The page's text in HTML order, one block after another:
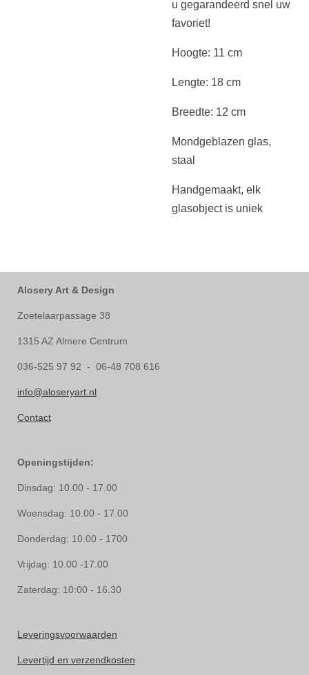
u gegarandeerd snel uw
favoriet!
Hoogte: 11 cm
Lengte: 18 cm
Breedte: 12 cm
Mondgeblazen glas,
staal
Handgemaakt, elk
glasobject is uniek
Alosery Art & Design
Zoetelaarpassage 38
1315 AZ Almere Centrum
036-525 97 92 - 06-48 708 616
info@aloseryart.nl
Contact
Openingstijden:
Dinsdag: 10.00 - 17.00
Woensdag: 10.00 - 17.00
Donderdag: 10.00 - 1700
Vrijdag: 10.00 -17.00
Zaterdag: 10:00 - 16.30
Leveringsvoorwaarden
Levertijd en verzendkosten